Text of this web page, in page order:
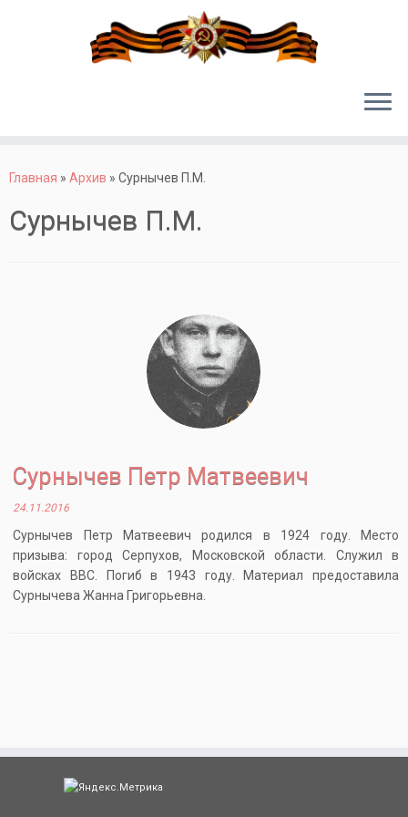
Главная » Архив » Сурнычев П.М.
Сурнычев П.М.
Сурнычев Петр Матвеевич
24.11.2016
Сурнычев Петр Матвеевич родился в 1924 году. Место
призыва: город Серпухов, Московской области. Служил в
войсках ВВС. Погиб в 1943 году. Материал предоставила
Сурнычева Жанна Григорьевна.